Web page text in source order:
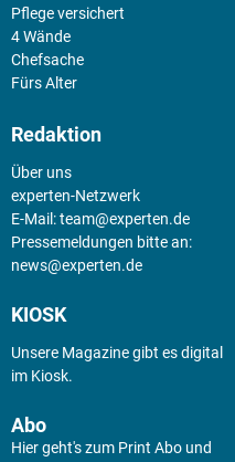
Pflege versichert
4 Wände
Chefsache
Fürs Alter
Redaktion
Über uns
experten-Netzwerk
E-Mail:team@experten.de
Pressemeldungen bitte an:
news@experten.de
KIOSK
Unsere Magazine gibt es digital
im Kiosk.
Abo
Hier geht's zum Print Abo und